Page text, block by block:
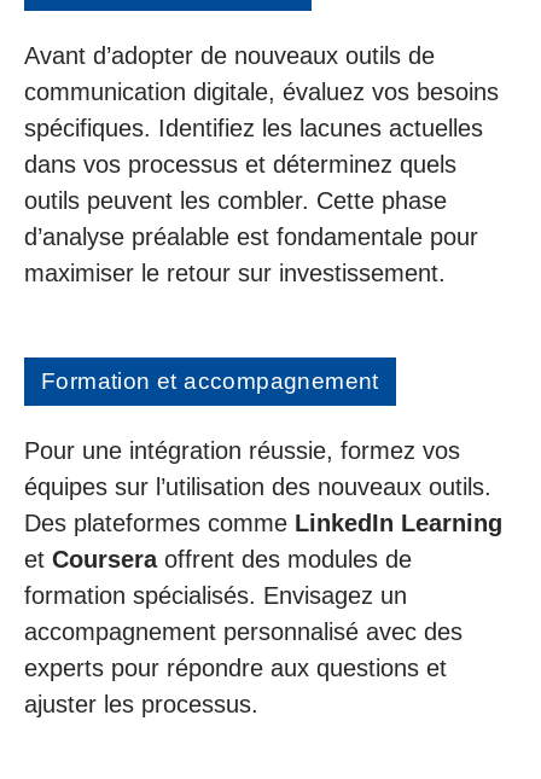
Avant d’adopter de nouveaux outils de
communication digitale, évaluez vos besoins
spécifiques. Identifiez les lacunes actuelles
dans vos processus et déterminez quels
outils peuvent les combler. Cette phase
d’analyse préalable est fondamentale pour
maximiser le retour sur investissement.
Formation et accompagnement
Pour une intégration réussie, formez vos
équipes sur l’utilisation des nouveaux outils.
Des plateformes comme LinkedIn Learning
et Courseraoffrent des modules de
formation spécialisés. Envisagez un
accompagnement personnalisé avec des
experts pour répondre aux questions et
ajuster les processus.